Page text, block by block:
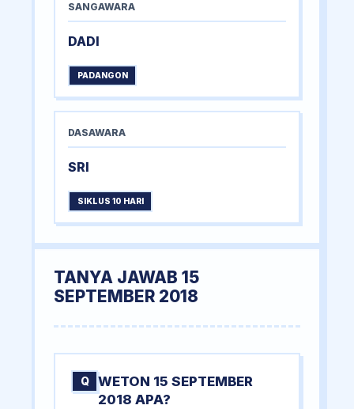
SANGAWARA
DADI
PADANGON
DASAWARA
SRI
SIKLUS 10 HARI
TANYA JAWAB 15
SEPTEMBER 2018
Q
WETON 15 SEPTEMBER
2018 APA?